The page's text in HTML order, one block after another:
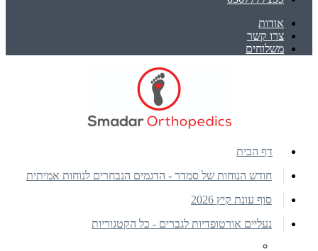
אודות
צרו קשר
משלוחים
דף הבית
חודש הנוחות של סמדר - הדגמים הנבחרים לנוחות אמיתית
סוף עונת קיץ 2026
נעליים אורטופדיות לגברים - כל הקטגוריות